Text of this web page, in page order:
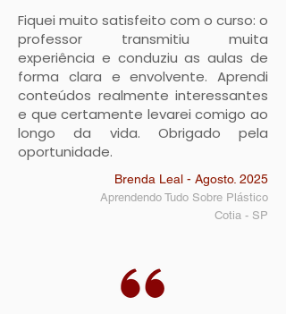
Fiquei muito satisfeito com o curso: o
professor transmitiu muita
experiência e conduziu as aulas de
forma clara e envolvente. Aprendi
conteúdos realmente interessantes
e que certamente levarei comigo ao
longo da vida. Obrigado pela
oportunidade.
Brenda Leal - Agosto. 2025
Aprendendo Tudo Sobre Plástico
Cotia - SP